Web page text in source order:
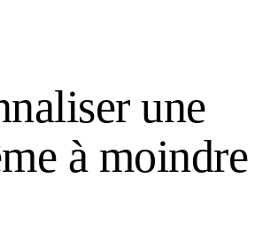
une
à moindre